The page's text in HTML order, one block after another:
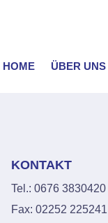
HOME ÜBER UNS
KONTAKT
Tel.: 0676 3830420
Fax: 02252 225241